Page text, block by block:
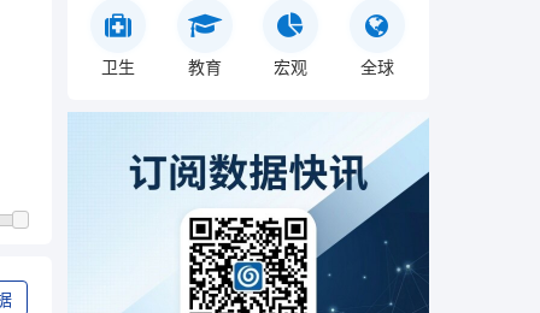
卫生 教育 宏观 全球